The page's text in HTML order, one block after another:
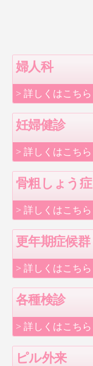
婦人科
> 詳しくはこちら
妊婦健診
> 詳しくはこちら
骨粗しょう症
> 詳しくはこちら
更年期症候群
> 詳しくはこちら
各種検診
> 詳しくはこちら
ピル外来